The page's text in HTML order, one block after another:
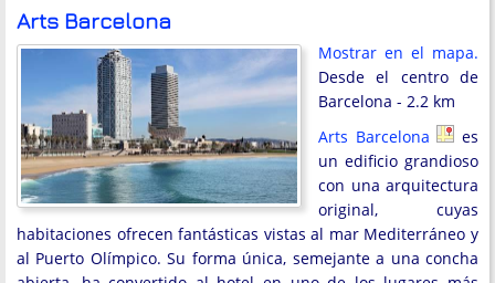
Arts Barcelona
Mostrar en el mapa.
Desde el centro de
Barcelona - 2.2 km
Arts Barcelona
es
un edificio grandioso
con una arquitectura
original, cuyas
habitaciones ofrecen fantásticas vistas al mar Mediterráneo y
al Puerto Olímpico. Su forma única, semejante a una concha